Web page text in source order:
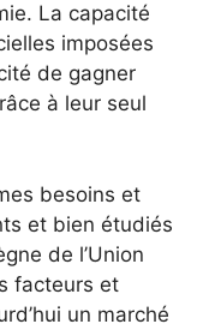
La capacité
imposées
de gagner
à leur seul
besoins et
et bien étudiés
de l’Union
facteurs et
un marché